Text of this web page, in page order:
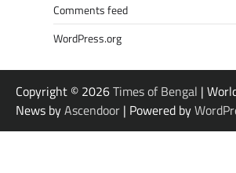
Comments feed
WordPress.org
Copyright © 2026Times of Bengal |
News byAscendoor | Powered by